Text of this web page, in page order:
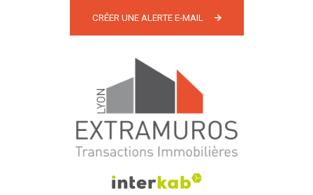
CRÉER UNE ALERTE E-MAIL